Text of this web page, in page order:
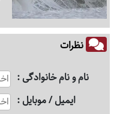
نظرات
نام و نام خانوادگی
ایمیل / موبایل